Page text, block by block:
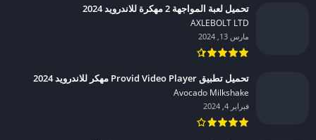
تحميل لعبة المواجهة 2 مهكرة للاندرويد 2024
AXLEBOLT LTD‏
مارس 13, 2024
تحميل تطبيق Provid Video Player مهكر للاندرويد 2024
Avocado Milkshake‏
فبراير 4, 2024